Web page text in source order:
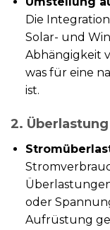
Die
Solar- und
Abhängigkeit
was für eine
ist.
2.
oder
Aufrüstung